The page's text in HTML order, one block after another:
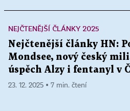
NEJČTENĚJŠÍ ČLÁNKY 2025
Nejčtenější články HN:
Mondsee, nový český
úspěch Alzy i fentanyl v
23. 12. 2025 ▪ 7 min. čtení